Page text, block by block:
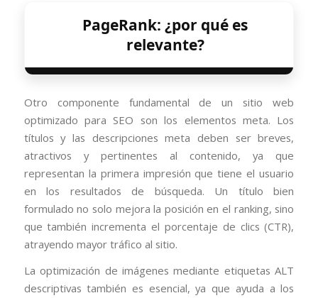
PageRank: ¿por qué es
relevante?
Otro componente fundamental de un sitio web
optimizado para SEO son los elementos meta. Los
títulos y las descripciones meta deben ser breves,
atractivos y pertinentes al contenido, ya que
representan la primera impresión que tiene el usuario
en los resultados de búsqueda. Un título bien
formulado no solo mejora la posición en el ranking, sino
que también incrementa el porcentaje de clics (CTR),
atrayendo mayor tráfico al sitio.
La optimización de imágenes mediante etiquetas ALT
descriptivas también es esencial, ya que ayuda a los